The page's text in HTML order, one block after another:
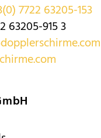
7722 63205-153
63205-915 3